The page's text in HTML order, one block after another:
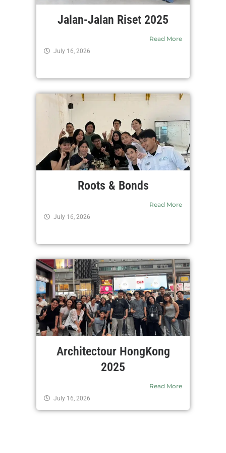
Jalan-Jalan Riset 2025
Read More
July 16, 2026
Roots & Bonds
Read More
July 16, 2026
Architectour HongKong
2025
Read More
July 16, 2026